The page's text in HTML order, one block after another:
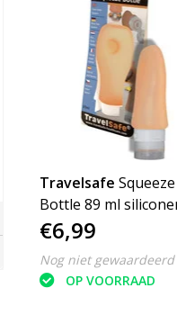
Travelsafe Squeeze
Bottle 89 ml
reisflesje - oranje
€6,99
Nog niet gewaardeerd
OP VOORRAAD